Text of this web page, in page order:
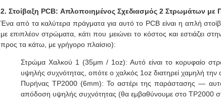
2. Στοίβαξη PCB: Απλοποιημένος Σχεδιασμός 2 Στρωμάτων με
Ένα από τα καλύτερα πράγματα για αυτό το PCB είναι η απλή
με επιπλέον στρώματα, κάτι που μειώνει το κόστος και εστιάζει
προς τα κάτω, με γρήγορο πλαίσιο):
Στρώμα Χαλκού 1 (35μm / 1oz): Αυτό είναι το κορυφαίο
υψηλής συχνότητας, οπότε ο χαλκός 1oz διατηρεί χαμηλή την
Πυρήνας TP2000 (6mm): Το αστέρι της παράστασης —
απόδοση υψηλής συχνότητας (θα εμβαθύνουμε στο TP2000